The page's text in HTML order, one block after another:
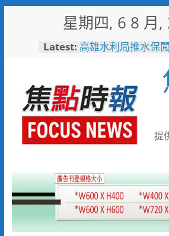
星期四, 6 8 月,
Latest: 「不好意思麻煩別
高雄水利局推水
子健走學防災拿好禮
洗腎總是皮膚癢、
恐是副甲狀腺失控警
聚眾鬥毆造成二人
局火速連逮六嫌
陳姓補教老師偷拍
提